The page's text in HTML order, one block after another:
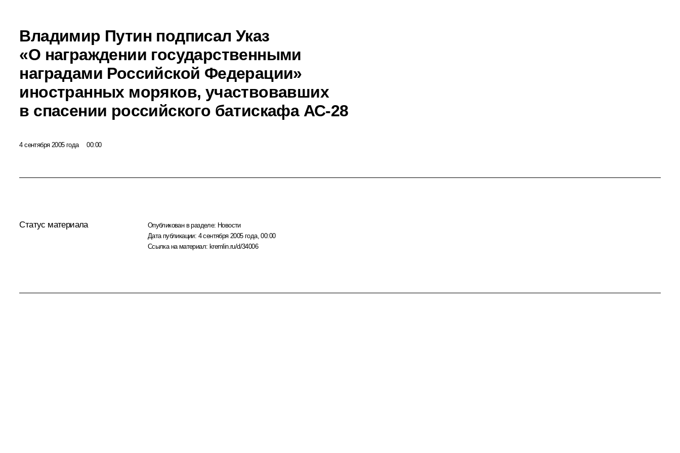
Владимир Путин подписал Указ
«О награждении государственными
наградами Российской Федерации»
иностранных моряков, участвовавших
в спасении российского батискафа АС-28
4 сентября 2005 года 00:00
Статус материала Опубликован в разделе: Новости
Дата публикации: 4 сентября 2005 года, 00:00
Ссылка на материал: kremlin.ru/d/34006